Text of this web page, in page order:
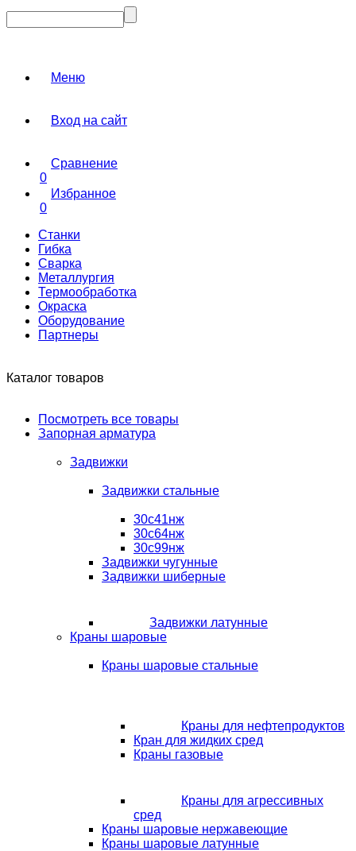
Меню
Вход на сайт
Сравнение
0
Избранное
0
Станки
Гибка
Сварка
Металлургия
Термообработка
Окраска
Оборудование
Партнеры
Каталог товаров
Посмотреть все товары
Запорная арматура
Задвижки
Задвижки стальные
30с41нж
30с64нж
30с99нж
Задвижки чугунные
Задвижки шиберные
Задвижки латунные
Краны шаровые
Краны шаровые стальные
Краны для нефтепродуктов
Кран для жидких сред
Краны газовые
Краны для агрессивных
сред
Краны шаровые нержавеющие
Краны шаровые латунные